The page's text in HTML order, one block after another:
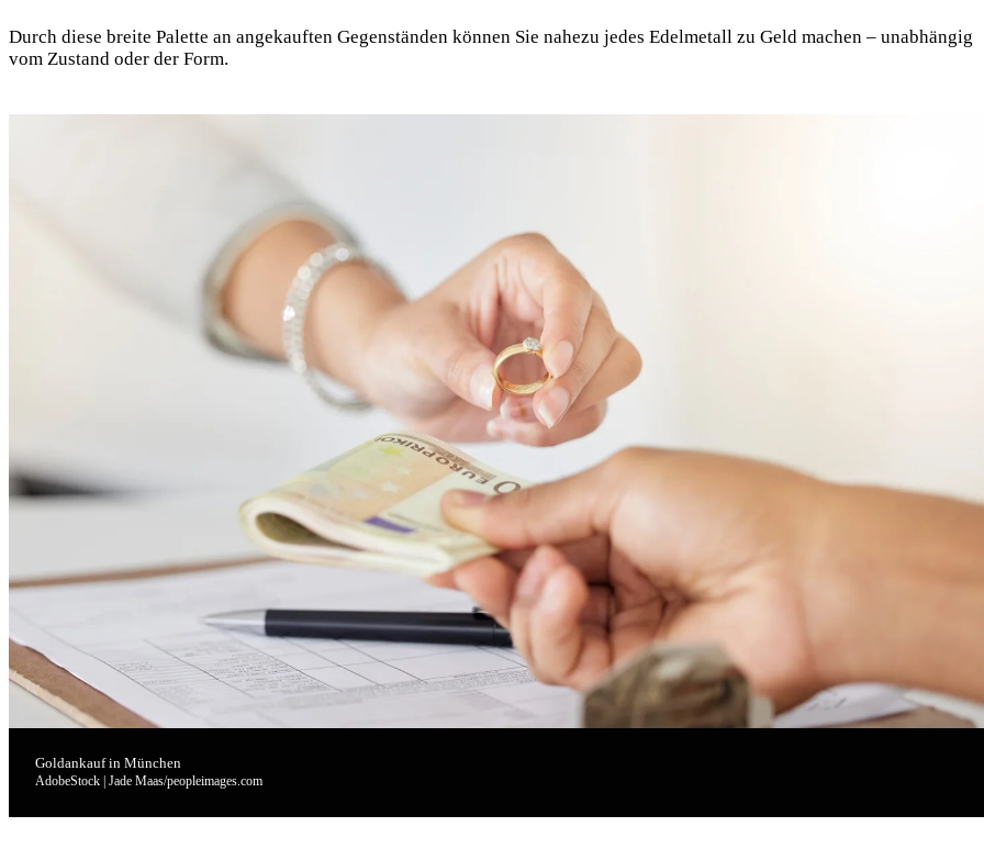
Durch diese breite Palette an angekauften Gegenständen können Sie nahezu jedes Edelmetall zu Geld machen – unabhängig
vom Zustand oder der Form.
Goldankauf in München
AdobeStock | Jade Maas/peopleimages.com